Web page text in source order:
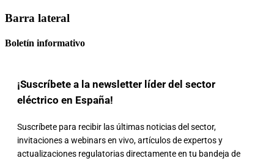
Barra lateral
Boletín informativo
¡Suscríbete a la newsletter líder del sector
eléctrico en España!
Suscríbete para recibir las últimas noticias del sector,
invitaciones a webinars en vivo, artículos de expertos y
actualizaciones regulatorias directamente en tu bandeja de